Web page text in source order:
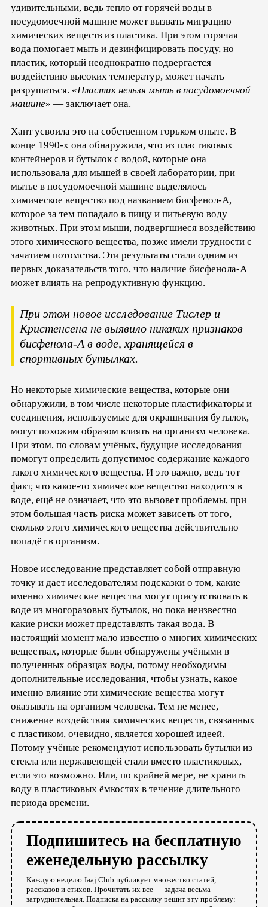
удивительными, ведь тепло от горячей воды в
посудомоечной машине может вызвать миграцию
химических веществ из пластика. При этом горячая
вода помогает мыть и дезинфицировать посуду, но
пластик, который неоднократно подвергается
воздействию высоких температур, может начать
разрушаться. «Пластик нельзя мыть в посудомоечной
машине» — заключает она.
Хант усвоила это на собственном горьком опыте. В
конце 1990-х она обнаружила, что из пластиковых
контейнеров и бутылок с водой, которые она
использовала для мышей в своей лаборатории, при
мытье в посудомоечной машине выделялось
химическое вещество под названием бисфенол-А,
которое за тем попадало в пищу и питьевую воду
животных. При этом мыши, подвергшиеся воздействию
этого химического вещества, позже имели трудности с
зачатием потомства. Эти результаты стали одним из
первых доказательств того, что наличие бисфенола-А
может влиять на репродуктивную функцию.
При этом новое исследование Тислер и
Кристенсена не выявило никаких признаков
бисфенола-А в воде, хранящейся в
спортивных бутылках.
Но некоторые химические вещества, которые они
обнаружили, в том числе некоторые пластификаторы и
соединения, используемые для окрашивания бутылок,
могут похожим образом влиять на организм человека.
При этом, по словам учёных, будущие исследования
помогут определить допустимое содержание каждого
такого химического вещества. И это важно, ведь тот
факт, что какое-то химическое вещество находится в
воде, ещё не означает, что это вызовет проблемы, при
этом большая часть риска может зависеть от того,
сколько этого химического вещества действительно
попадёт в организм.
Новое исследование представляет собой отправную
точку и дает исследователям подсказки о том, какие
именно химические вещества могут присутствовать в
воде из многоразовых бутылок, но пока неизвестно
какие риски может представлять такая вода. В
настоящий момент мало известно о многих химических
веществах, которые были обнаружены учёными в
полученных образцах воды, потому необходимы
дополнительные исследования, чтобы узнать, какое
именно влияние эти химические вещества могут
оказывать на организм человека. Тем не менее,
снижение воздействия химических веществ, связанных
с пластиком, очевидно, является хорошей идеей.
Потому учёные рекомендуют использовать бутылки из
стекла или нержавеющей стали вместо пластиковых,
если это возможно. Или, по крайней мере, не хранить
воду в пластиковых ёмкостях в течение длительного
периода времени.
Подпишитесь на бесплатную
еженедельную рассылку
Каждую неделю Jaaj.Club публикует множество статей,
рассказов и стихов. Прочитать их все — задача весьма
затруднительная. Подписка на рассылку решит эту проблему: